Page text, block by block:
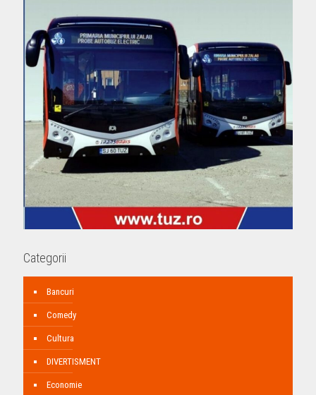
Categorii
Bancuri
Comedy
Cultura
DIVERTISMENT
Economie